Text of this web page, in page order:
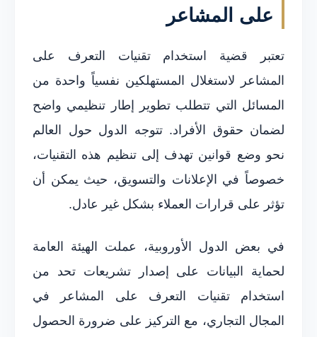
على المشاعر
تعتبر قضية استخدام تقنيات التعرف على
المشاعر لاستغلال المستهلكين نفسياً واحدة من
المسائل التي تتطلب تطوير إطار تنظيمي واضح
لضمان حقوق الأفراد. تتوجه الدول حول العالم
نحو وضع قوانين تهدف إلى تنظيم هذه التقنيات،
خصوصاً في الإعلانات والتسويق، حيث يمكن أن
تؤثر على قرارات العملاء بشكل غير عادل.
في بعض الدول الأوروبية، عملت الهيئة العامة
لحماية البيانات على إصدار تشريعات تحد من
استخدام تقنيات التعرف على المشاعر في
المجال التجاري، مع التركيز على ضرورة الحصول